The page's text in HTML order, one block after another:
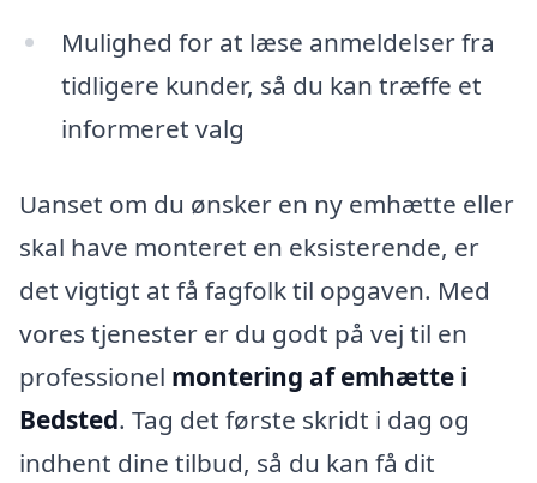
Mulighed for at læse anmeldelser fra
tidligere kunder, så du kan træffe et
informeret valg
Uanset om du ønsker en ny emhætte eller
skal have monteret en eksisterende, er
det vigtigt at få fagfolk til opgaven. Med
vores tjenester er du godt på vej til en
professionel montering af emhætte i
Bedsted. Tag det første skridt i dag og
indhent dine tilbud, så du kan få dit